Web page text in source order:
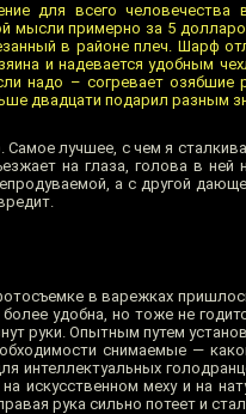
для всего
мысли примерно за 5
в районе плеч. Шарф
и надевается удобным
надо – согревает озябшие
двадцати подарил разным
лучшее, с чем я
на глаза, голова в ней
а с другой
в варежках
удобна, но тоже не
руки. Опытным путем
снимаемые —
интеллектуальных
искусственном меху и на
рука сильно потеет и